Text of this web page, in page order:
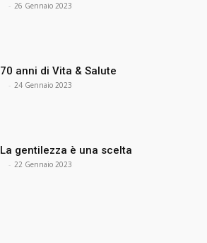
- 26 Gennaio 2023
70 anni di Vita & Salute
- 24 Gennaio 2023
La gentilezza è una scelta
- 22 Gennaio 2023